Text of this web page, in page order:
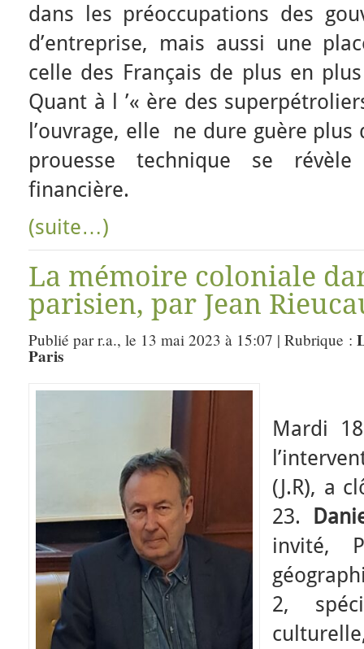
dans les préoccupations des
d’entreprise, mais aussi une
celle des Français de plus en
Quant à l ’« ère des
l’ouvrage, elle ne dure guère
prouesse technique se
financière.
(suite…)
La mémoire coloniale
parisien, par Jean
Publié par r.a., le 13 mai 2023 à 15:07 | Rubrique :
Paris
Mardi
(J.R), a
23.
invité,
2,